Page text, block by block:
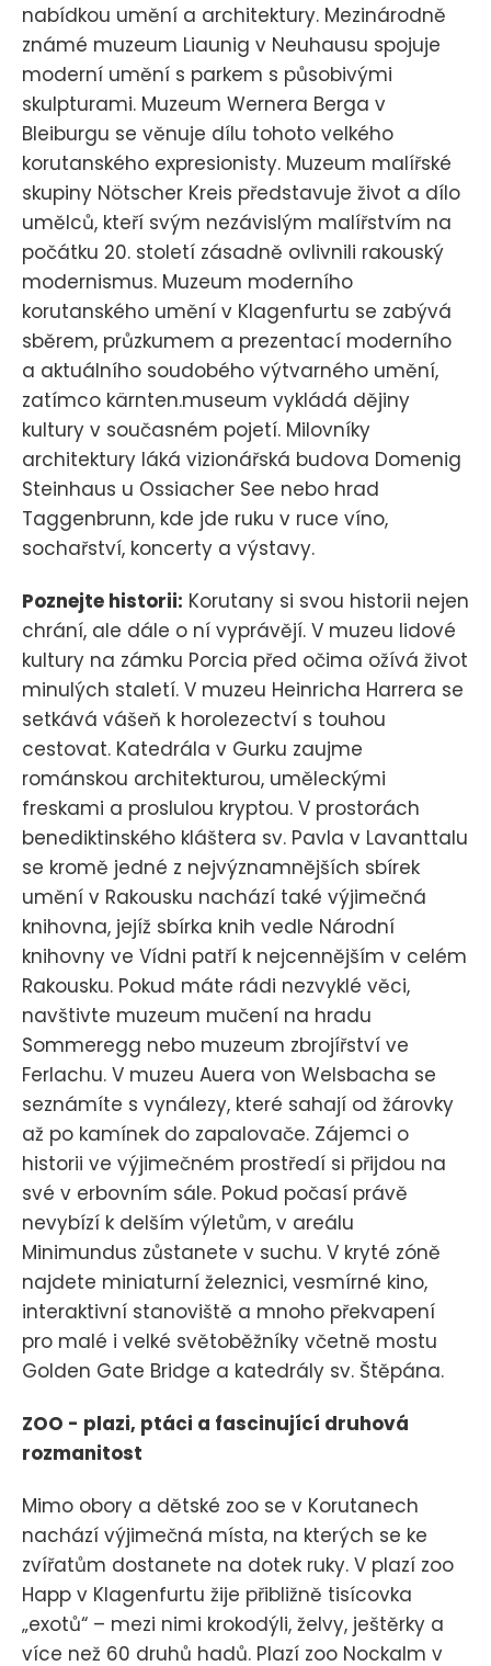
nabídkou umění a architektury. Mezinárodně
známé muzeum Liaunig v Neuhausu spojuje
moderní umění s parkem s působivými
skulpturami. Muzeum Wernera Berga v
Bleiburgu se věnuje dílu tohoto velkého
korutanského expresionisty. Muzeum malířské
skupiny Nötscher Kreis představuje život a dílo
umělců, kteří svým nezávislým malířstvím na
počátku 20. století zásadně ovlivnili rakouský
modernismus. Muzeum moderního
korutanského umění v Klagenfurtu se zabývá
sběrem, průzkumem a prezentací moderního
a aktuálního soudobého výtvarného umění,
zatímco kärnten.museum vykládá dějiny
kultury v současném pojetí. Milovníky
architektury láká vizionářská budova Domenig
Steinhaus u Ossiacher See nebo hrad
Taggenbrunn, kde jde ruku v ruce víno,
sochařství, koncerty a výstavy.
Poznejte historii: Korutany si svou historii nejen
chrání, ale dále o ní vyprávějí. V muzeu lidové
kultury na zámku Porcia před očima ožívá život
minulých staletí. V muzeu Heinricha Harrera se
setkává vášeň k horolezectví s touhou
cestovat. Katedrála v Gurku zaujme
románskou architekturou, uměleckými
freskami a proslulou kryptou. V prostorách
benediktinského kláštera sv. Pavla v Lavanttalu
se kromě jedné z nejvýznamnějších sbírek
umění v Rakousku nachází také výjimečná
knihovna, jejíž sbírka knih vedle Národní
knihovny ve Vídni patří k nejcennějším v celém
Rakousku. Pokud máte rádi nezvyklé věci,
navštivte muzeum mučení na hradu
Sommeregg nebo muzeum zbrojířství ve
Ferlachu. V muzeu Auera von Welsbacha se
seznámíte s vynálezy, které sahají od žárovky
až po kamínek do zapalovače. Zájemci o
historii ve výjimečném prostředí si přijdou na
své v erbovním sále. Pokud počasí právě
nevybízí k delším výletům, v areálu
Minimundus zůstanete v suchu. V kryté zóně
najdete miniaturní železnici, vesmírné kino,
interaktivní stanoviště a mnoho překvapení
pro malé i velké světoběžníky včetně mostu
Golden Gate Bridge a katedrály sv. Štěpána.
ZOO - plazi, ptáci a fascinující druhová
rozmanitost
Mimo obory a dětské zoo se v Korutanech
nachází výjimečná místa, na kterých se ke
zvířatům dostanete na dotek ruky. V plazí zoo
Happ v Klagenfurtu žije přibližně tisícovka
„exotů“ – mezi nimi krokodýli, želvy, ještěrky a
více než 60 druhů hadů. Plazí zoo Nockalm v